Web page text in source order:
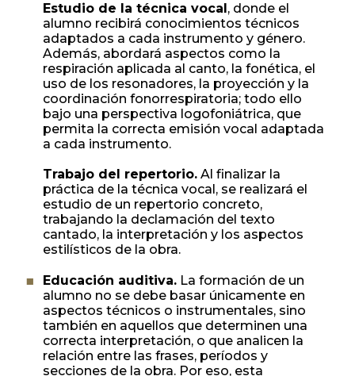
Estudio de la técnica vocal , donde el
alumno recibirá conocimientos técnicos
adaptados a cada instrumento y género.
Además, abordará aspectos como la
respiración aplicada al canto, la fonética, el
uso de los resonadores, la proyección y la
coordinación fonorrespiratoria; todo ello
bajo una perspectiva logofoniátrica, que
permita la correcta emisión vocal adaptada
a cada instrumento.
Trabajo del repertorio. Al finalizar la
práctica de la técnica vocal, se realizará el
estudio de un repertorio concreto,
trabajando la declamación del texto
cantado, la interpretación y los aspectos
estilísticos de la obra.
Educación auditiva. La formación de un
alumno no se debe basar únicamente en
aspectos técnicos o instrumentales, sino
también en aquellos que determinen una
correcta interpretación, o que analicen la
relación entre las frases, períodos y
secciones de la obra. Por eso, esta